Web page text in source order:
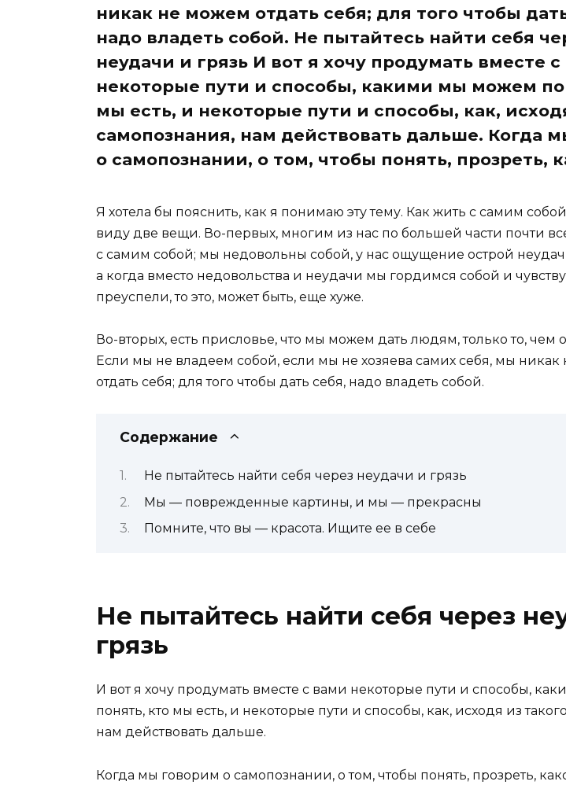
никак не можем отдать себя; для того чтобы
надо владеть собой. Не пытайтесь найти себя
неудачи и грязь И вот я хочу продумать вместе
некоторые пути и способы, какими мы можем
мы есть, и некоторые пути и способы, как,
самопознания, нам действовать дальше. Когда
о самопознании, о том, чтобы понять, прозреть,
Я хотела бы пояснить, как я понимаю эту тему. Как жить с самим
виду две вещи. Во-первых, многим из нас по большей части почти
с самим собой; мы недовольны собой, у нас ощущение острой
а когда вместо недовольства и неудачи мы гордимся собой и
преуспели, то это, может быть, еще хуже.
Во-вторых, есть присловье, что мы можем дать людям, только то, чем
Если мы не владеем собой, если мы не хозяева самих себя, мы
отдать себя; для того чтобы дать себя, надо владеть собой.
Содержание
Не пытайтесь найти себя через неудачи и грязь
Мы — поврежденные картины, и мы — прекрасны
Помните, что вы — красота. Ищите ее в себе
Не пытайтесь найти себя через
грязь
И вот я хочу продумать вместе с вами некоторые пути и способы,
понять, кто мы есть, и некоторые пути и способы, как, исходя из
нам действовать дальше.
Когда мы говорим о самопознании, о том, чтобы понять, прозреть,